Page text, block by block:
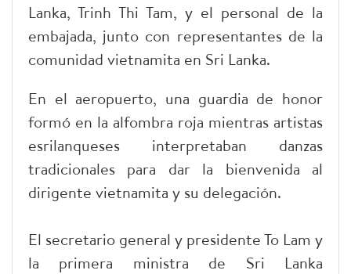
Lanka, Trinh Thi Tam, y el personal de la
embajada, junto con representantes de la
comunidad vietnamita en Sri Lanka.
En el aeropuerto, una guardia de honor
formó en la alfombra roja mientras artistas
esrilanqueses interpretaban danzas
tradicionales para dar la bienvenida al
dirigente vietnamita y su delegación.
El secretario general y presidente To Lam y
la primera ministra de Sri Lanka